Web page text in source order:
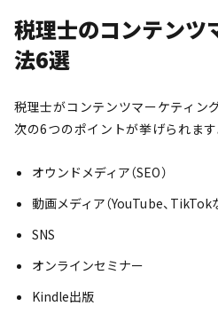
税理士のコンテンツ
法6選
税理士がコンテンツマーケティン
次の6つのポイントが挙げられます
オウンドメディア（SEO）
動画メディア（YouTube、TikTok
SNS
オンラインセミナー
Kindle出版